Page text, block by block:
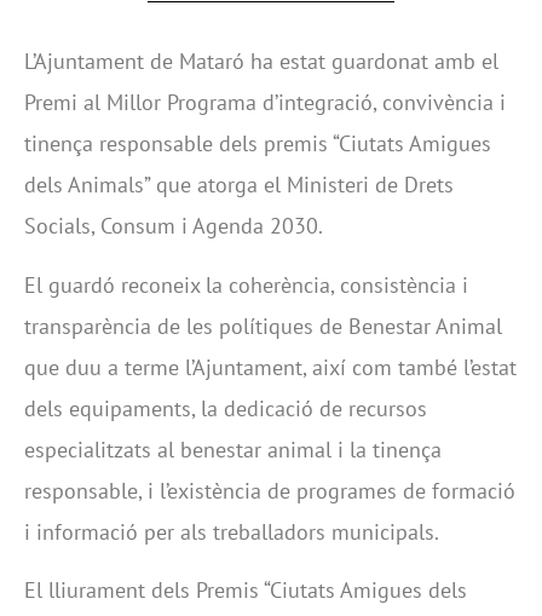
L’Ajuntament de Mataró ha estat guardonat amb el
Premi al Millor Programa d’integració, convivència i
tinença responsable dels premis “Ciutats Amigues
dels Animals” que atorga el Ministeri de Drets
Socials, Consum i Agenda 2030.
El guardó reconeix la coherència, consistència i
transparència de les polítiques de Benestar Animal
que duu a terme l’Ajuntament, així com també l’estat
dels equipaments, la dedicació de recursos
especialitzats al benestar animal i la tinença
responsable, i l’existència de programes de formació
i informació per als treballadors municipals.
El lliurament dels Premis “Ciutats Amigues dels